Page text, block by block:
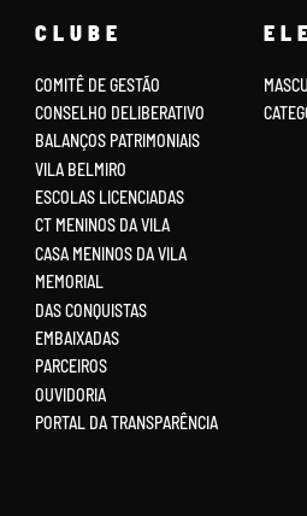
CLUBE
COMITÊ DE GESTÃO
CONSELHO DELIBERATIVO
BALANÇOS PATRIMONIAIS
VILA BELMIRO
ESCOLAS LICENCIADAS
CT MENINOS DA VILA
CASA MENINOS DA VILA
MEMORIAL
DAS CONQUISTAS
EMBAIXADAS
PARCEIROS
OUVIDORIA
PORTAL DA TRANSPARÊNCIA